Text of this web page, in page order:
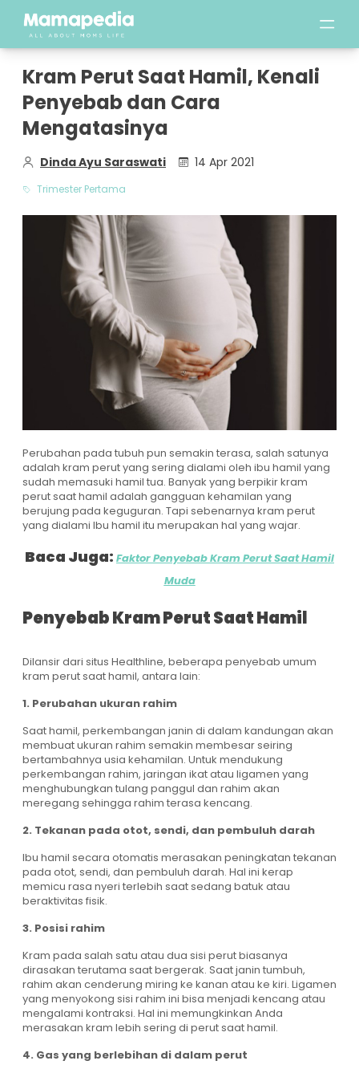
Kram Perut Saat Hamil, Kenali
Penyebab dan Cara
Mengatasinya
Dinda Ayu Saraswati 14 Apr 2021
Trimester Pertama
Perubahan pada tubuh pun semakin terasa, salah satunya
adalah kram perut yang sering dialami oleh ibu hamil yang
sudah memasuki hamil tua. Banyak yang berpikirkram
perut saat hamil adalah gangguan kehamilan yang
berujung pada keguguran. Tapi sebenarnya kram perut
yang dialami Ibu hamil itu merupakan hal yang wajar.
Baca Juga: Faktor Penyebab Kram Perut Saat Hamil
Muda
Penyebab Kram Perut Saat Hamil
Dilansir dari situs Healthline, beberapa penyebab umum
kram perut saat hamil, antara lain:
1. Perubahan ukuran rahim
Saat hamil, perkembangan janin di dalam kandungan akan
membuat ukuran rahim semakin membesar seiring
bertambahnya usia kehamilan. Untuk mendukung
perkembangan rahim, jaringan ikat atau ligamen yang
menghubungkan tulang panggul dan rahim akan
meregang sehingga rahim terasa kencang.
2. Tekanan pada otot, sendi, dan pembuluh darah
Ibu hamil secara otomatis merasakan peningkatan tekanan
pada otot, sendi, dan pembuluh darah. Hal ini kerap
memicu rasa nyeri terlebih saat sedang batuk atau
beraktivitas fisik.
3. Posisi rahim
Kram pada salah satu atau dua sisi perut biasanya
dirasakan terutama saat bergerak. Saat janin tumbuh,
rahim akan cenderung miring ke kanan atau ke kiri. Ligamen
yang menyokong sisi rahim ini bisa menjadi kencang atau
mengalami kontraksi. Hal ini memungkinkan Anda
merasakan kram lebih sering di perut saat hamil.
4. Gas yang berlebihan di dalam perut